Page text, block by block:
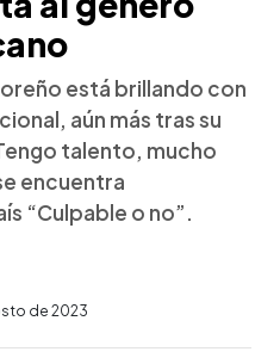
está brillando con
aún más tras su
talento, mucho
encuentra
“Culpable o no”.
de 2023